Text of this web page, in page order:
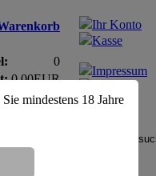
0
0,00EUR
Ihr Konto
Kasse
Impressum
mindestens 18 Jahre